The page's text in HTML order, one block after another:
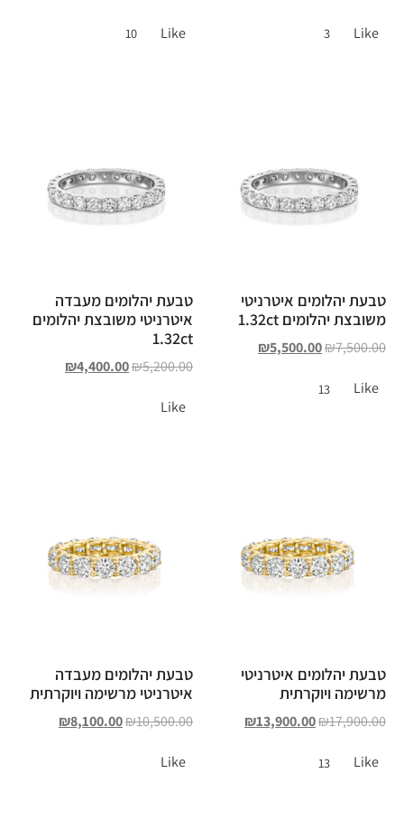
Like
3
Like
10
טבעת יהלומים איטרניטי
משובצת יהלומים 1.32ct
₪7,500.00
₪5,500.00
Like
13
טבעת יהלומים מעבדה
איטרניטי משובצת יהלומים
1.32ct
₪5,200.00
₪4,400.00
Like
טבעת יהלומים איטרניטי
מרשימה ויוקרתית
₪17,900.00
₪13,900.00
Like
13
טבעת יהלומים מעבדה
איטרניטי מרשימה ויוקרתית
₪10,500.00
₪8,100.00
Like